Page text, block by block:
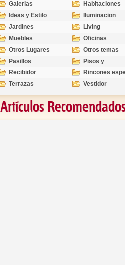
Galerias
Habitaciones
Ideas y Estilo
Iluminacion
Jardines
Living
Muebles
Oficinas
Otros Lugares
Otros temas
Pasillos
Pisos y
revestimientos
Recibidor
Rincones
Terrazas
Vestidor
Artículos